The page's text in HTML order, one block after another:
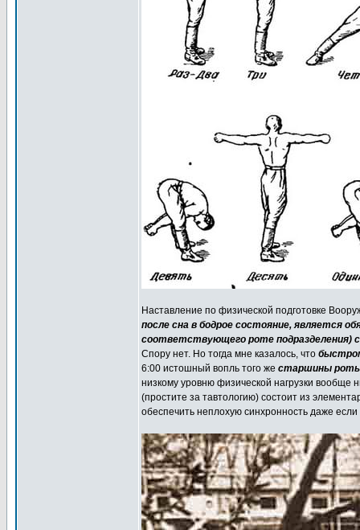
Наставление по физической подготовке
после сна в бодрое состояние, является
соответствующего роте
Спору нет. Но тогда мне казалось, что
6:00 истошный вопль того же старшины роты
низкому уровню физической нагрузки вообще
(простите за тавтологию) состоит из
обеспечить неплохую синхронность даже